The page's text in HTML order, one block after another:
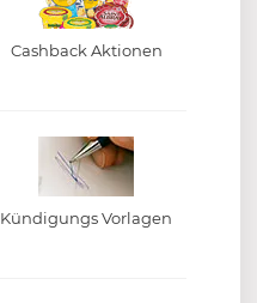
Cashback Aktionen
Kündigungs Vorlagen